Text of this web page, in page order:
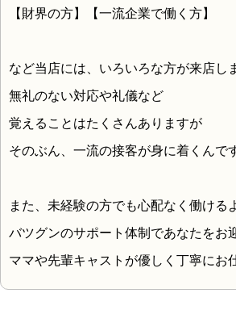
【財界の方】【一流企業で働く方】
など当店には、いろいろな方が来店し
無礼のない対応や礼儀など
覚えることはたくさんありますが
そのぶん、一流の接客が身に着くんで
また、未経験の方でも心配なく働ける
バツグンのサポート体制であなたをお
ママや先輩キャストが優しく丁寧にお